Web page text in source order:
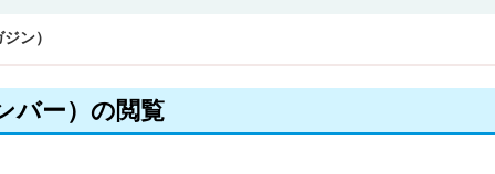
ン）
バー）の閲覧